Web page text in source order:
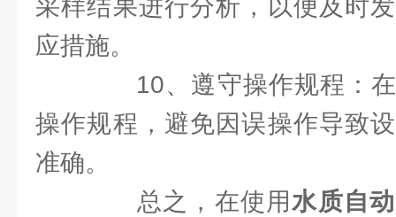
采样结果进行分析，以便及时
应措施。
10、遵守操作规程：在
操作规程，避免因误操作导致
准确。
总之，在使用水质自